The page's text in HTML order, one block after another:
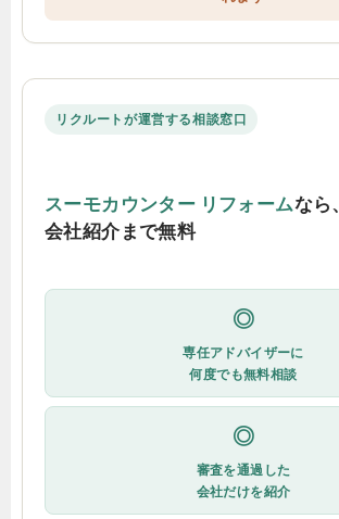
リクルートが運営する相談窓口
スーモカウンター リフォームなら
会社紹介まで無料
◎
専任アドバイザーに
何度でも無料相談
◎
審査を通過した
会社だけを紹介